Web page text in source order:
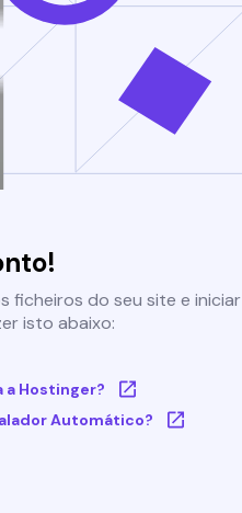
ficheiros do seu site e iniciar
isto abaixo:
a Hostinger?
Automático?